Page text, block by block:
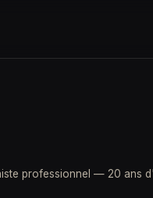
professionnel — 20 ans